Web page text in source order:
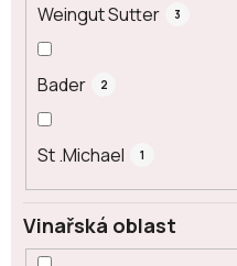
Weingut Sutter 3
Bader 2
St .Michael 1
Vinařská oblast